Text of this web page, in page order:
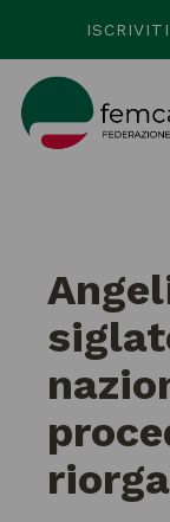
ISCRIVITI